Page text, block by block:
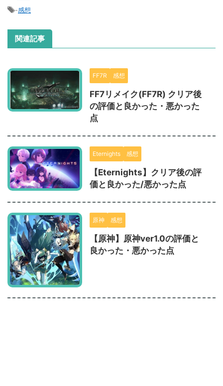
-感想
関連記事
FF7R 感想
FF7リメイク(FF7R) クリア後
の評価と良かった・悪かった
点
Eternights 感想
【Eternights】クリア後の評
価と良かった/悪かった点
原神 感想
【原神】原神ver1.0の評価と
良かった・悪かった点